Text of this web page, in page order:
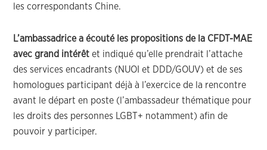
les correspondants Chine.
L’ambassadrice a écouté les propositions de la CFDT-MAE
avec grand intérêt et indiqué qu’elle prendrait l’attache
des services encadrants (NUOI et DDD/GOUV) et de ses
homologues participant déjà à l’exercice de la rencontre
avant le départ en poste (l’ambassadeur thématique pour
les droits des personnes LGBT+ notamment) afin de
pouvoir y participer.